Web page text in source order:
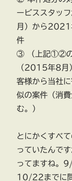
ービススタッ
月）から2021
件
③ （上記①②の
（2015年8
客様から当社
似の案件（消
む。）
とにかくすべ
っていたんで
ってますね。
10/22までに